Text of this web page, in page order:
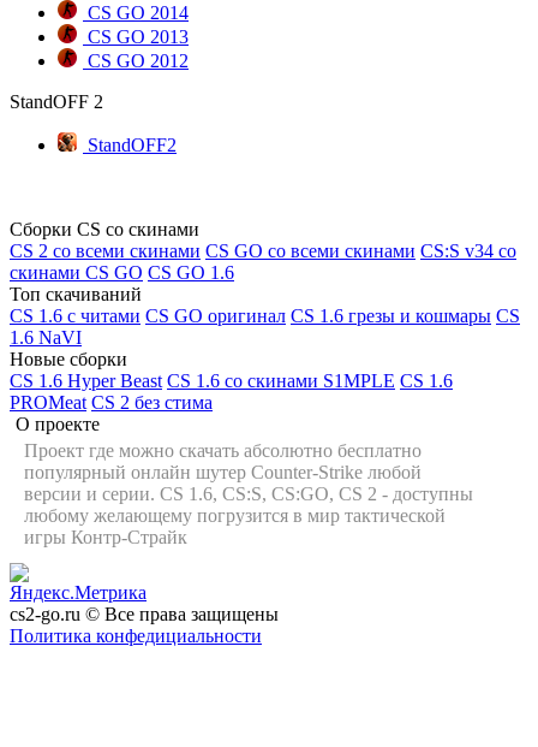
CS GO 2014
CS GO 2013
CS GO 2012
StandOFF 2
StandOFF2
Сборки CS со скинами
CS 2 со всеми скинами CS GO со всеми скинами CS:S v34 со
скинами CS GO CS GO 1.6
Топ скачиваний
CS 1.6 с читами CS GO оригинал CS 1.6 грезы и кошмары CS
1.6 NaVI
Новые сборки
CS 1.6 Hyper Beast CS 1.6 со скинами S1MPLE CS 1.6
PROMeat CS 2 без стима
О проекте
Проект где можно скачать абсолютно бесплатно
популярный онлайн шутер Counter-Strike любой
версии и серии. CS 1.6, CS:S, CS:GO, CS 2 - доступны
любому желающему погрузится в мир тактической
игры Контр-Страйк
cs2-go.ru © Все права защищены
Политика конфедициальности